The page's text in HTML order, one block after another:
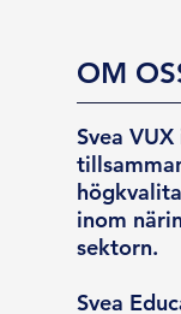
OM
Svea
inom
sektorn.
Svea